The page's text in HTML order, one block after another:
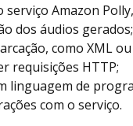
serviço Amazon
dos áudios gerados;
como XML ou
requisições HTTP;
linguagem de
com o serviço.